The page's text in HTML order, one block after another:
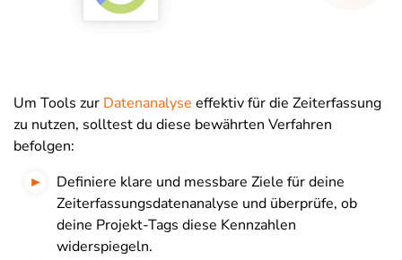
Um Tools zur Datenanalyse effektiv für die Zeiterfassung
zu nutzen, solltest du diese bewährten Verfahren
befolgen:
Definiere klare und messbare Ziele für deine
Zeiterfassungsdatenanalyse und überprüfe, ob
deine Projekt-Tags diese Kennzahlen
widerspiegeln.